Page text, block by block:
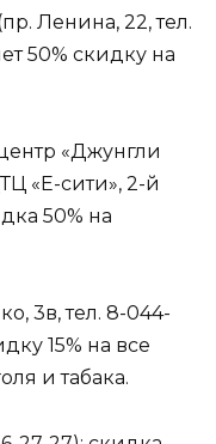
Ленина, 22, тел.
50% скидку на
«Джунгли
«Е-сити», 2-й
50% на
3в, тел. 8-044-
15% на все
и табака.